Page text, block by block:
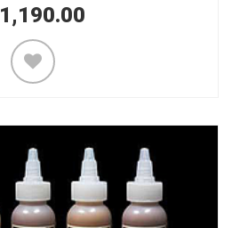
1,190.00